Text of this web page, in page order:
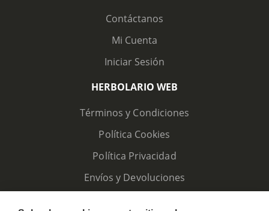
Contáctanos
Mi Cuenta
Iniciar Sesión
HERBOLARIO WEB
Términos y Condiciones
Política Cookies
Política Privacidad
Envíos y Devoluciones